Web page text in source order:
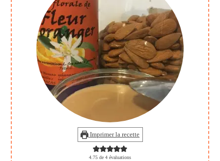
Imprimer la recette
4.75 de 4 évaluations